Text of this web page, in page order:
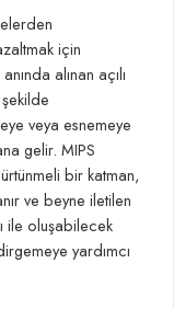
için
alınan açılı
veya esnemeye
gelir. MIPS
bir katman,
ve beyne iletilen
ile oluşabilecek
yardımcı